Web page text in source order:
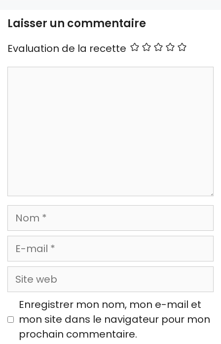
Laisser un commentaire
Evaluation de la recette
Nom
E-
mail
Site
web
Enregistrer mon nom, mon e-mail et
mon site dans le navigateur pour mon
prochain commentaire.